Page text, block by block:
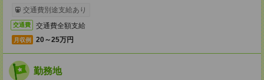
交通費別途支給あり
交通費 交通費全額支給
月収例 20～25万円
勤務地